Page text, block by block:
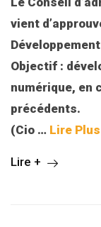
vient
Objectif :
numérique, en
précédents.
(Cio … Lire Plus
Lire +